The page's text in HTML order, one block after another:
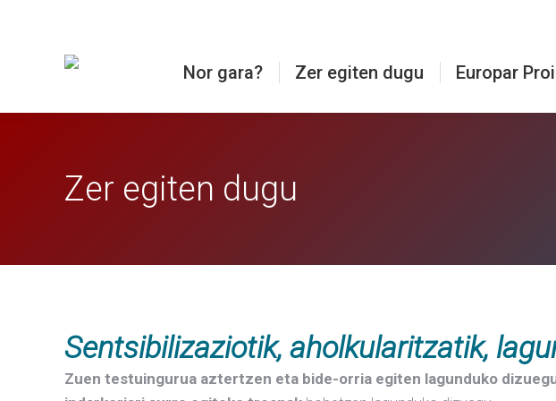
Nor gara? Zer egiten dugu Europar
Zer egiten dugu
Sentsibilizaziotik, aholkularitzatik,
Zuen testuingurua aztertzen eta bide-orria egiten lagunduko